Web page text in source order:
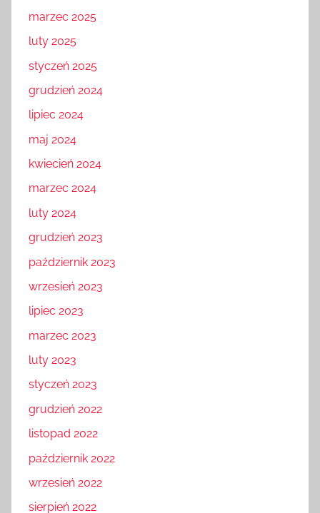
marzec 2025
luty 2025
styczeń 2025
grudzień 2024
lipiec 2024
maj 2024
kwiecień 2024
marzec 2024
luty 2024
grudzień 2023
październik 2023
wrzesień 2023
lipiec 2023
marzec 2023
luty 2023
styczeń 2023
grudzień 2022
listopad 2022
październik 2022
wrzesień 2022
sierpień 2022